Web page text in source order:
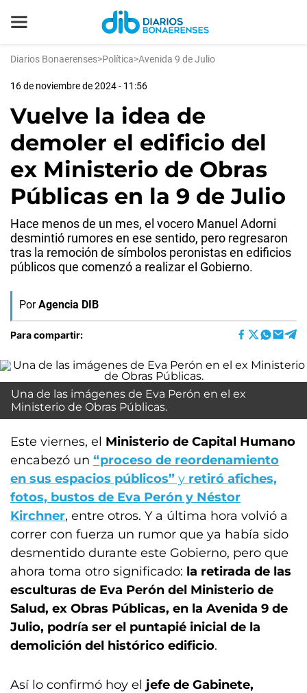
Diarios Bonaerenses>Política>Avenida 9 de Julio
16 de noviembre de 2024 - 11:56
Vuelve la idea de
demoler el edificio del
ex Ministerio de Obras
Públicas en la 9 de Julio
Hace menos de un mes, el vocero Manuel Adorni
desmintió rumores en ese sentido, pero regresaron
tras la remoción de símbolos peronistas en edificios
públicos que comenzó a realizar el Gobierno.
Por Agencia DIB
Para compartir:
Una de las imágenes de Eva Perón en el ex
Ministerio de Obras Públicas.
Este viernes, el Ministerio de Capital Humano
encabezó un “proceso de reordenamiento
en sus espacios públicos” y retiró afiches,
fotos, bustos de Eva Perón y Néstor
Kirchner, entre otros. Y a última hora volvió a
correr con fuerza un rumor que ya había sido
desmentido durante este Gobierno, pero que
ahora toma otro significado: la retirada de las
esculturas de Eva Perón del Ministerio de
Salud, ex Obras Públicas, en la Avenida 9 de
Julio, podría ser el puntapié inicial de la
demolición del histórico edificio.
Así lo confirmó hoy el jefe de Gabinete,